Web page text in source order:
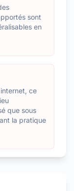
sont
en
ce
que sous
la pratique